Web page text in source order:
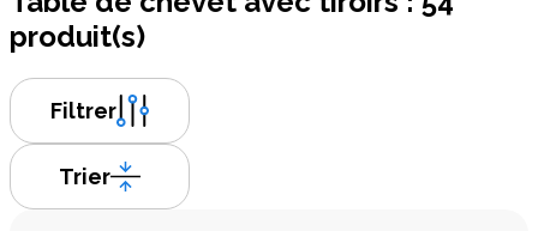
produit(s)
Filtrer
Trier